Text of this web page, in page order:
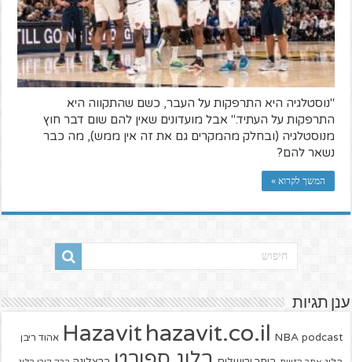
"נוסטלגיה היא התרפקות על העבר, כשם שהתקווה היא
התרפקות על העתיד." אבל מועדונים שאין להם שום דבר חוץ
מנוסטלגיה (ובחלק מהמקרים גם את זה אין ממש), מה כבר
נשאר להם?
המשך לקרוא »
ענן תגיות
Hazavit hazavit.co.il NBA podcast אהוד ריבן